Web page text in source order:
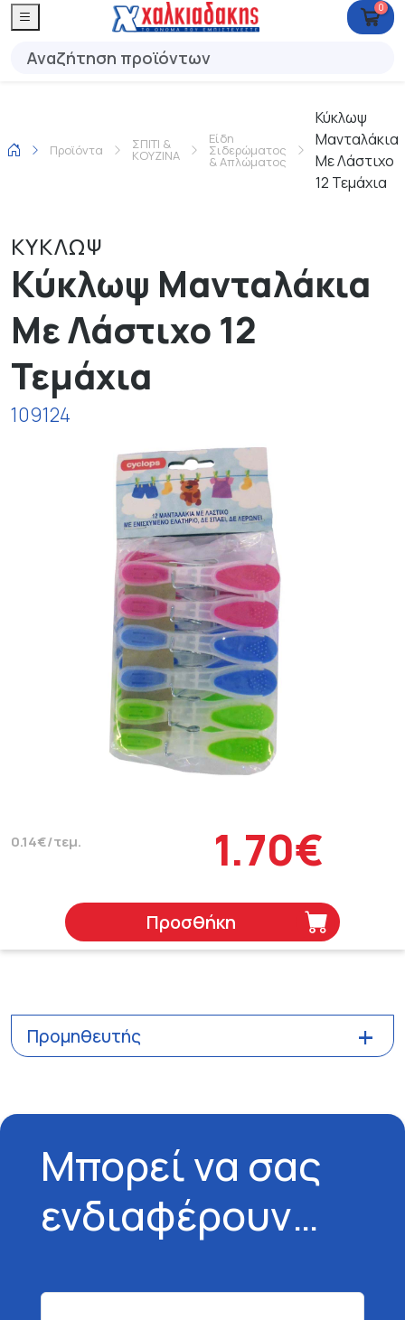
0
Προϊόντα ΣΠΙΤΙ &
ΚΟΥΖΙΝΑ
Είδη
Σιδερώματος
& Απλώματος
Κύκλωψ
Μανταλάκια
Με Λάστιχο
12 Τεμάχια
ΚΥΚΛΩΨ
Κύκλωψ Μανταλάκια
Με Λάστιχο 12
Τεμάχια
109124
0.14€/τεμ. 1.70€
Προσθήκη
Προμηθευτής
Μπορεί να σας
ενδιαφέρουν…